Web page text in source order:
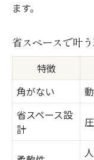
ます。
省スペースで叶
特徴
角がない
省スペース設
計